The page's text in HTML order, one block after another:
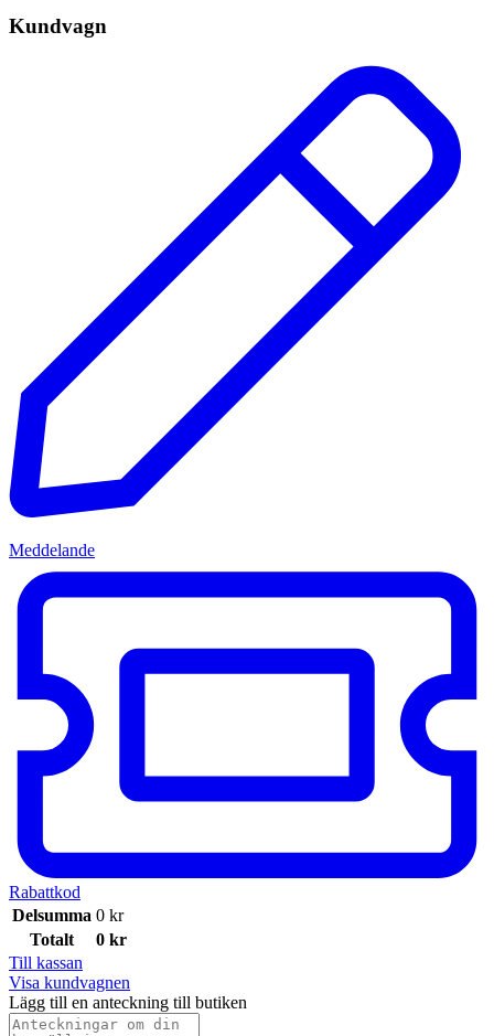
Kundvagn
Meddelande
Rabattkod
Delsumma 0 kr
Totalt
0 kr
Till kassan
Visa kundvagnen
Lägg till en anteckning till butiken